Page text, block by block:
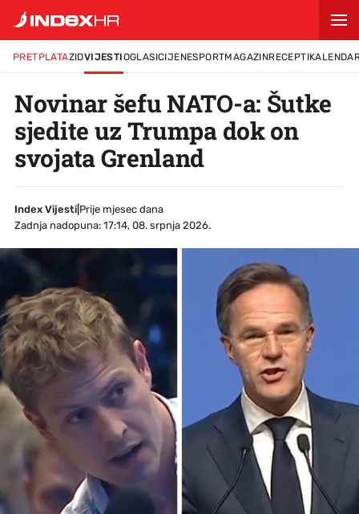
PRETPLATAZIDVIJESTIOGLASICIJENESPORTMAGAZINRECEPTI
Novinar šefu NATO-a: Šutke
sjedite uz Trumpa dok on
svojata Grenland
Index Vijesti
Prije mjesec dana
Zadnja nadopuna: 17:14, 08. srpnja 2026.